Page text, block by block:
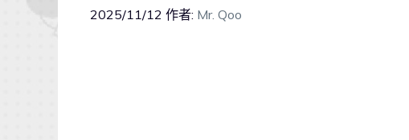
2025/11/12 作者: Mr. Qoo